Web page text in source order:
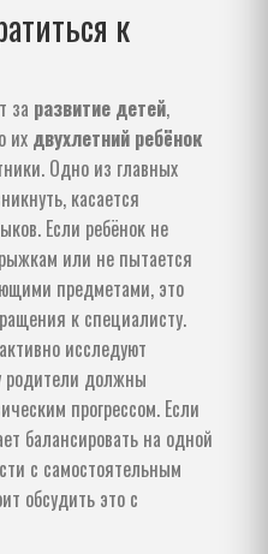
к
за развитие детей,
их двухлетний ребёнок
Одно из главных
касается
Если ребёнок не
или не пытается
предметами, это
к специалисту.
исследуют
родители должны
прогрессом. Если
балансировать на одной
с самостоятельным
обсудить это с